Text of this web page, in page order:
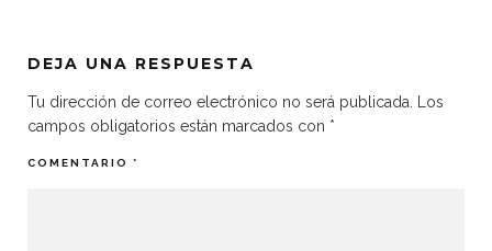
DEJA UNA RESPUESTA
Tu dirección de correo electrónico no será publicada.
Los
campos obligatorios están marcados con *
COMENTARIO *